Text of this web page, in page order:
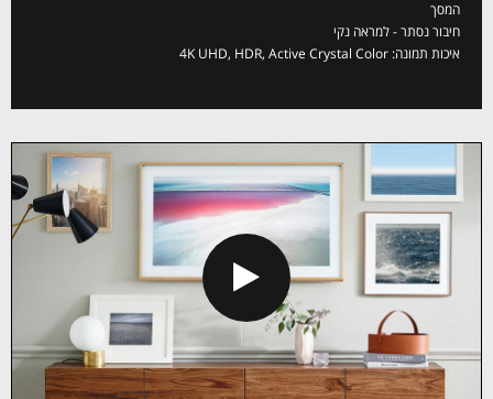
המסך
חיבור נסתר - למראה נקי
איכות תמונה: 4K UHD, HDR, Active Crystal Color